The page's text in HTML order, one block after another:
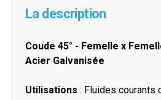
La description
Coude 45° - Femelle x
Acier Galvanisée
Utilisations : Fluides courants